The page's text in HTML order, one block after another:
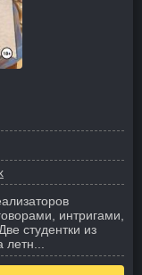
интригами,
студентки из